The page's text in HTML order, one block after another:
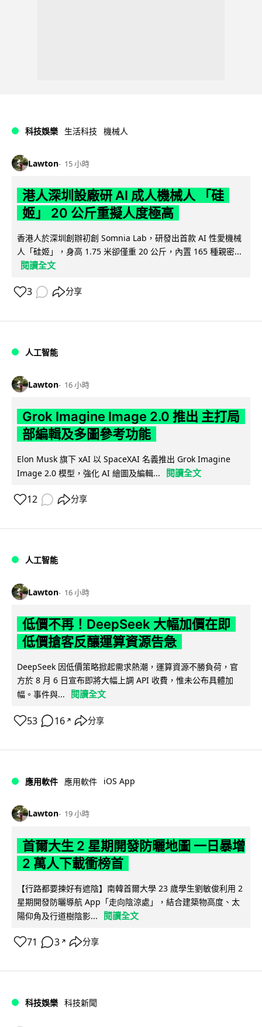
科技娛樂 生活科技 機械人
Lawton 15 小時
港人深圳設廠研 AI 成人機械人 「硅
姬」 20 公斤重擬人度極高
香港人於深圳創辦初創 Somnia Lab，研發出首款 AI 性愛機械
人「硅姬」，身高 1.75 米卻僅重 20 公斤，內置 165 種親密...
閱讀全文
3 分享
人工智能
Lawton 16 小時
Grok Imagine Image 2.0 推出 主打局
部編輯及多圖參考功能
Elon Musk 旗下 xAI 以 SpaceXAI 名義推出 Grok Imagine
Image 2.0 模型，強化 AI 繪圖及編輯...
閱讀全文
12 分享
人工智能
Lawton 16 小時
低價不再！DeepSeek 大幅加價在即
低價搶客反釀運算資源告急
DeepSeek 因低價策略掀起需求熱潮，運算資源不勝負荷，官
方於 8 月 6 日宣布即將大幅上調 API 收費，惟未公布具體加
幅。事件與...
閱讀全文
53 16 ↗ 分享
應用軟件 應用軟件 iOS App
Lawton 19 小時
首爾大生 2 星期開發防曬地圖 一日暴增
2 萬人下載衝榜首
【行路都要揀好有遮陰】南韓首爾大學 23 歲學生劉敏俊利用 2
星期開發防曬導航 App「走向陰涼處」，結合建築物高度、太
陽仰角及行道樹陰影...
閱讀全文
71 3 ↗ 分享
科技娛樂 科技新聞